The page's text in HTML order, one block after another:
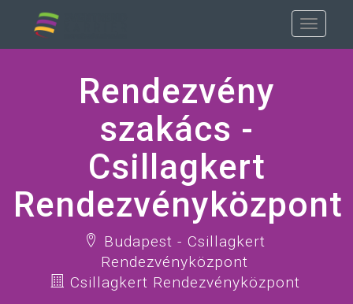
Rendezvény
szakács -
Csillagkert
Rendezvényközpont
Budapest - Csillagkert
Rendezvényközpont
Csillagkert Rendezvényközpont